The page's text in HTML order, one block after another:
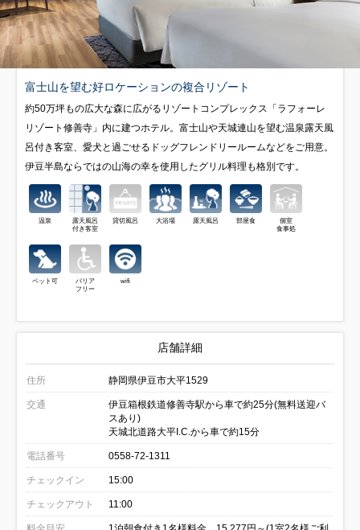
富士山を望む好ロケーションの複合リゾート
約50万坪もの広大な森に広がるリゾートコンプレックス「ラフォーレ
リゾート修善寺」内に建つホテル。富士山や天城連山を望む温泉露天風
呂付き客室、愛犬と過ごせるドッグフレンドリールームなどをご用意。
伊豆半島ならではの山海の幸を使用したグリル料理も格別です。
温泉
露天風呂
付き客室
貸切風呂 大浴場 露天風呂 部屋食
個室
食事処
ペット可
バリア
フリー
wifi
店舗詳細
住所 静岡県伊豆市大平1529
交通
伊豆箱根鉄道修善寺駅から車で約25分(無料送迎バ
スあり)
天城北道路大平I.C.から車で約15分
電話番号 0558-72-1311
チェックイン 15:00
チェックアウト 11:00